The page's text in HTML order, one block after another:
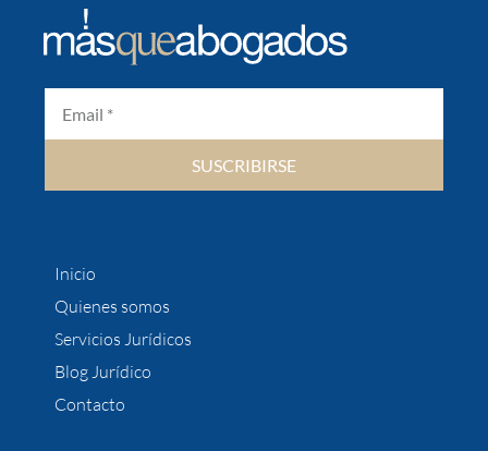
SUSCRIBIRSE
Inicio
Quienes somos
Servicios Jurídicos
Blog Jurídico
Contacto